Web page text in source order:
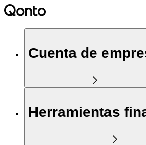
Cuenta de
Herramientas